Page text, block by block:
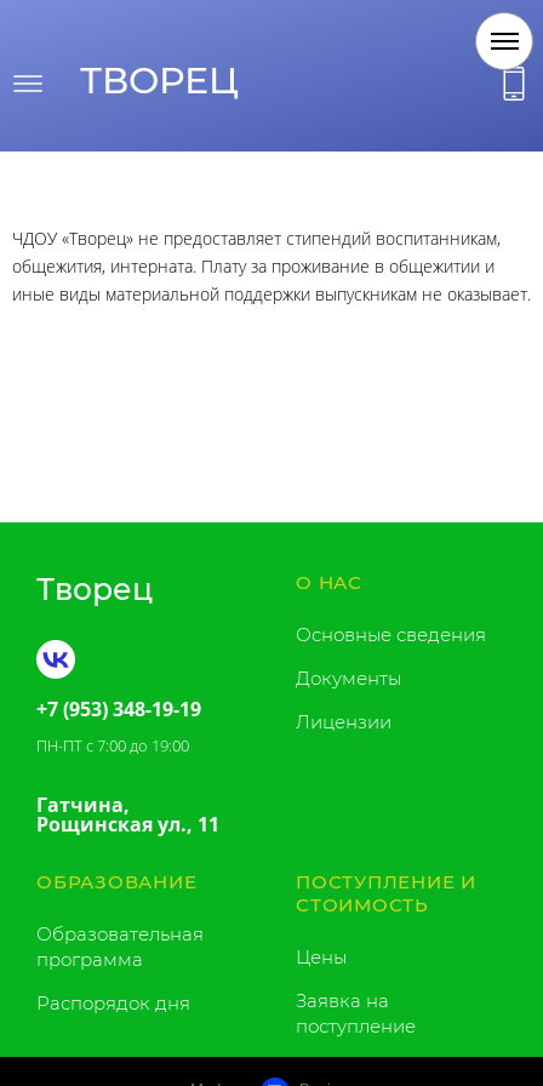
ТВОРЕЦ
ЧДОУ «Творец» не предоставляет стипендий воспитанникам,
общежития, интерната. Плату за проживание в общежитии и
иные виды материальной поддержки выпускникам не оказывает.
Творец
+7 (953) 348-19-19
ПН-ПТ с 7:00 до 19:00
Гатчина,
Рощинская ул., 11
О НАС
Основные сведения
Документы
Лицензии
ОБРАЗОВАНИЕ
Образовательная
программа
Распорядок дня
ПОСТУПЛЕНИЕ И
СТОИМОСТЬ
Цены
Заявка на
поступление